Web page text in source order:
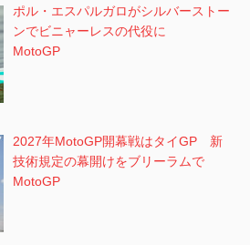
ポル・エスパルガロがシルバーストー
ンでビニャーレスの代役に
MotoGP
2027年MotoGP開幕戦はタイGP 新
技術規定の幕開けをブリーラムで
MotoGP